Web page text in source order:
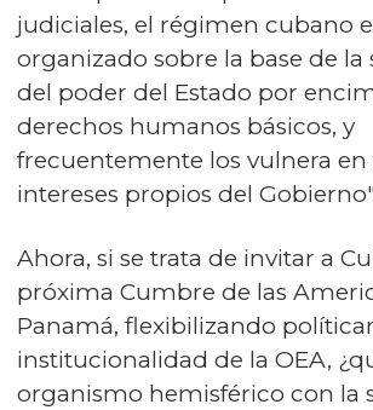
judiciales, el régimen cubano
organizado sobre la base de la
del poder del Estado por
derechos humanos básicos, y
frecuentemente los vulnera
intereses propios del
Ahora, si se trata de invitar a
próxima Cumbre de las
Panamá, flexibilizando
institucionalidad de la OEA,
organismo hemisférico con la